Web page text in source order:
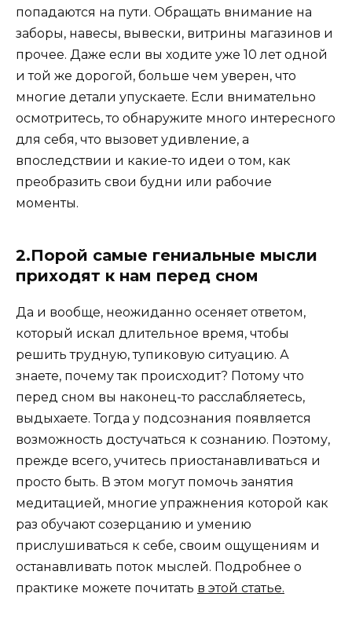
попадаются на пути. Обращать внимание на
заборы, навесы, вывески, витрины магазинов и
прочее. Даже если вы ходите уже 10 лет одной
и той же дорогой, больше чем уверен, что
многие детали упускаете. Если внимательно
осмотритесь, то обнаружите много интересного
для себя, что вызовет удивление, а
впоследствии и какие-то идеи о том, как
преобразить свои будни или рабочие
моменты.
2.Порой самые гениальные мысли
приходят к нам перед сном
Да и вообще, неожиданно осеняет ответом,
который искал длительное время, чтобы
решить трудную, тупиковую ситуацию. А
знаете, почему так происходит? Потому что
перед сном вы наконец-то расслабляетесь,
выдыхаете. Тогда у подсознания появляется
возможность достучаться к сознанию. Поэтому,
прежде всего, учитесь приостанавливаться и
просто быть. В этом могут помочь занятия
медитацией, многие упражнения которой как
раз обучают созерцанию и умению
прислушиваться к себе, своим ощущениям и
останавливать поток мыслей. Подробнее о
практике можете почитать в этой статье.